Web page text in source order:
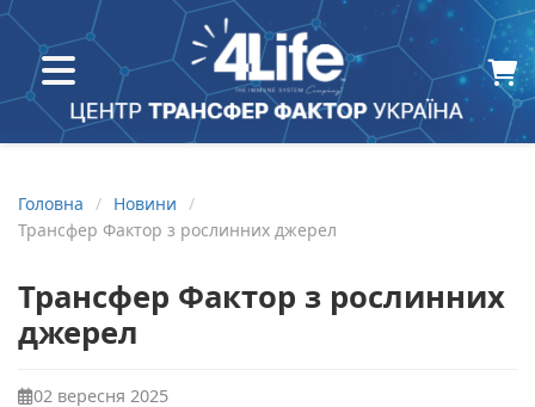
Головна
Новини
Трансфер Фактор з рослинних джерел
Трансфер Фактор з рослинних
джерел
02 вересня 2025